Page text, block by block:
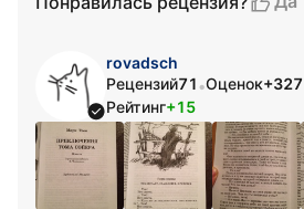
rovadsch
Рецензий71 •Оценок+327
Рейтинг+15